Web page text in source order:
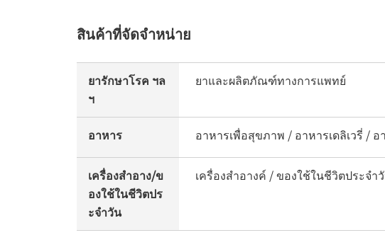
สินค้าที่จัดจำหน่าย
ยารักษาโรค ฯล
ฯ
ยาและผลิตภัณฑ์ทางการแพทย์
อาหาร อาหารเพื่อสุขภาพ / อาหารเดลิเวรี่ /
เครื่องสำอาง/ข
องใช้ในชีวิตปร
ะจำวัน
เครื่องสำอางค์ / ของใช้ในชีวิตประจ